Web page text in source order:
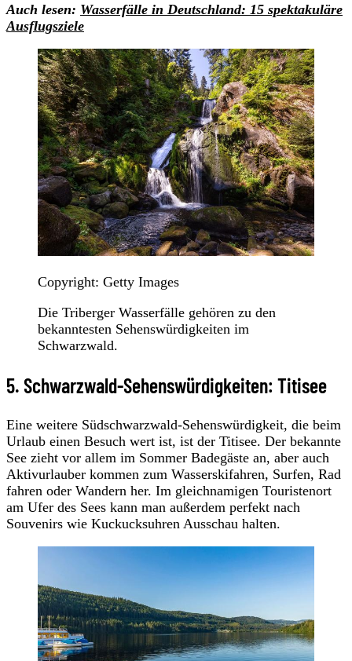
Auch lesen: Wasserfälle in Deutschland: 15 spektakuläre
Ausflugsziele
Copyright: Getty Images
Die Triberger Wasserfälle gehören zu den
bekanntesten Sehenswürdigkeiten im
Schwarzwald.
5. Schwarzwald-Sehenswürdigkeiten: Titisee
Eine weitere Südschwarzwald-Sehenswürdigkeit, die beim
Urlaub einen Besuch wert ist, ist der Titisee. Der bekannte
See zieht vor allem im Sommer Badegäste an, aber auch
Aktivurlauber kommen zum Wasserskifahren, Surfen, Rad
fahren oder Wandern her. Im gleichnamigen Touristenort
am Ufer des Sees kann man außerdem perfekt nach
Souvenirs wie Kuckucksuhren Ausschau halten.